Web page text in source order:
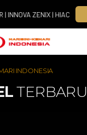
ZENIX | HIACE
INDONESIA
TERBARU